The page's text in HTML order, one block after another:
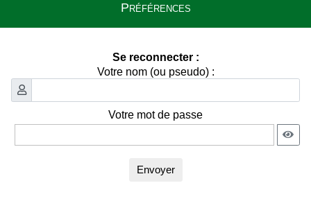
Préférences
Se reconnecter :
Votre nom (ou pseudo) :
Votre mot de passe
Envoyer